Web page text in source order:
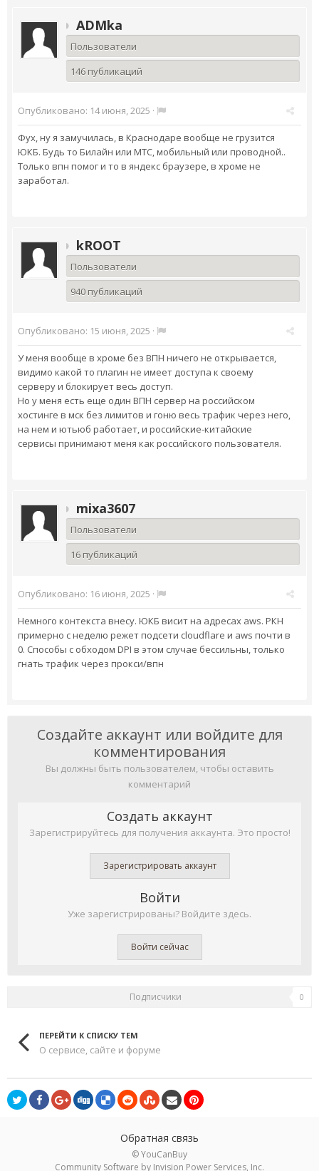
ADMka
Пользователи
146 публикаций
Опубликовано: 14 июня, 2025 ·
Фух, ну я замучилась, в Краснодаре вообще не грузится
ЮКБ. Будь то Билайн или МТС, мобильный или проводной..
Только впн помог и то в яндекс браузере, в хроме не
заработал.
kROOT
Пользователи
940 публикаций
Опубликовано: 15 июня, 2025 ·
У меня вообще в хроме без ВПН ничего не открывается,
видимо какой то плагин не имеет доступа к своему
серверу и блокирует весь доступ.
Но у меня есть еще один ВПН сервер на российском
хостинге в мск без лимитов и гоню весь трафик через него,
на нем и ютьюб работает, и российские-китайские
сервисы принимают меня как российского пользователя.
mixa3607
Пользователи
16 публикаций
Опубликовано: 16 июня, 2025 ·
Немного контекста внесу. ЮКБ висит на адресах aws. РКН
примерно с неделю режет подсети cloudflare и aws почти в
0. Способы с обходом DPI в этом случае бессильны, только
гнать трафик через прокси/впн
Создайте аккаунт или войдите для
комментирования
Вы должны быть пользователем, чтобы оставить
комментарий
Создать аккаунт
Зарегистрируйтесь для получения аккаунта. Это просто!
Зарегистрировать аккаунт
Войти
Уже зарегистрированы? Войдите здесь.
Войти сейчас
Подписчики 0
ПЕРЕЙТИ К СПИСКУ ТЕМ
О сервисе, сайте и форуме
Обратная связь
© YouCanBuy
Community Software by Invision Power Services, Inc.